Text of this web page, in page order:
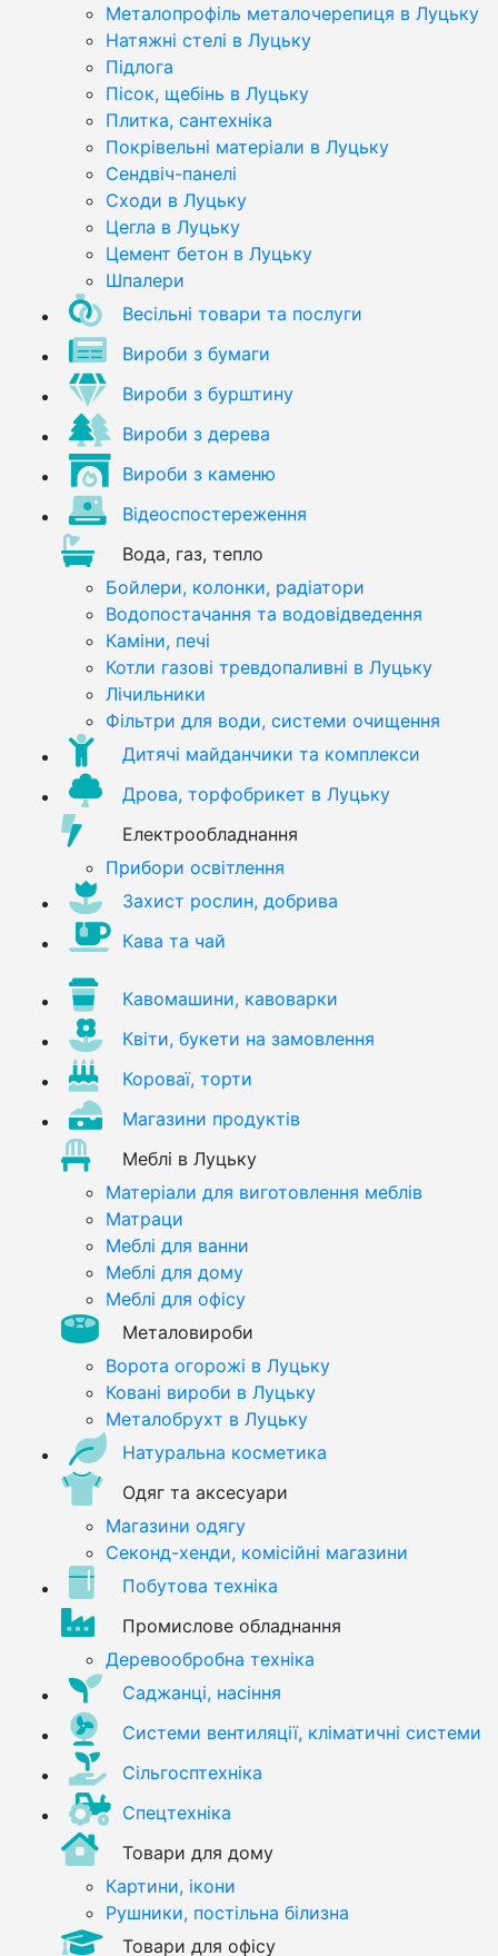
Металопрофіль металочерепиця в Луцьку
Натяжні стелі в Луцьку
Підлога
Пісок, щебінь в Луцьку
Плитка, сантехніка
Покрівельні матеріали в Луцьку
Сендвіч-панелі
Сходи в Луцьку
Цегла в Луцьку
Цемент бетон в Луцьку
Шпалери
Весільні товари та послуги
Вироби з бумаги
Вироби з бурштину
Вироби з дерева
Вироби з каменю
Відеоспостереження
Вода, газ, тепло
Бойлери, колонки, радіатори
Водопостачання та водовідведення
Каміни, печі
Котли газові тревдопаливні в Луцьку
Лічильники
Фільтри для води, системи очищення
Дитячі майданчики та комплекси
Дрова, торфобрикет в Луцьку
Електрообладнання
Прибори освітлення
Захист рослин, добрива
Кава та чай
Кавомашини, кавоварки
Квіти, букети на замовлення
Короваї, торти
Магазини продуктів
Меблі в Луцьку
Матеріали для виготовлення меблів
Матраци
Меблі для ванни
Меблі для дому
Меблі для офісу
Металовироби
Ворота огорожі в Луцьку
Ковані вироби в Луцьку
Металобрухт в Луцьку
Натуральна косметика
Одяг та аксесуари
Магазини одягу
Секонд-хенди, комісійні магазини
Побутова техніка
Промислове обладнання
Деревообробна техніка
Саджанці, насіння
Системи вентиляції, кліматичні системи
Сільгосптехніка
Спецтехніка
Товари для дому
Картини, ікони
Рушники, постільна білизна
Товари для офісу